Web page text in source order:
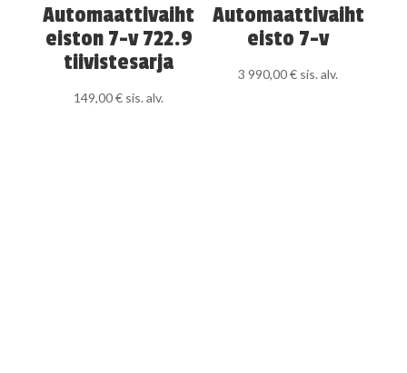
Automaattivaiht
eiston 7-v 722.9
tiivistesarja
149,00€ sis. alv.
Automaattivaiht
eisto 7-v
3 990,00€ sis. alv.